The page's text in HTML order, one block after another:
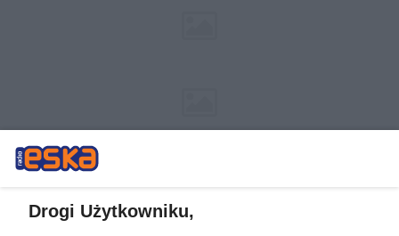
Drogi Użytkowniku,